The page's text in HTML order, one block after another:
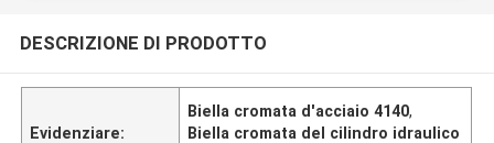
DESCRIZIONE DI PRODOTTO
Evidenziare:
Biella cromata d'acciaio 4140,
Biella cromata del cilindro idraulico